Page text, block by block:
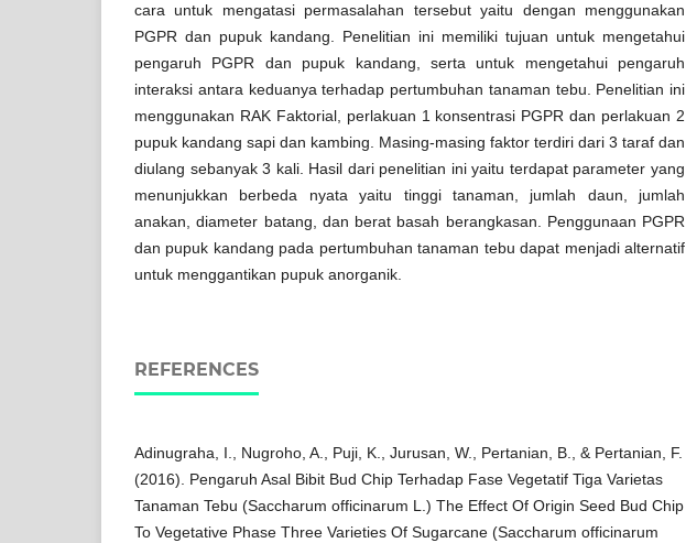
cara untuk mengatasi permasalahan tersebut yaitu dengan menggunakan
PGPR dan pupuk kandang. Penelitian ini memiliki tujuan untuk mengetahui
pengaruh PGPR dan pupuk kandang, serta untuk mengetahui pengaruh
interaksi antara keduanya terhadap pertumbuhan tanaman tebu. Penelitian ini
menggunakan RAK Faktorial, perlakuan 1 konsentrasi PGPR dan perlakuan 2
pupuk kandang sapi dan kambing. Masing-masing faktor terdiri dari 3 taraf dan
diulang sebanyak 3 kali. Hasil dari penelitian ini yaitu terdapat parameter yang
menunjukkan berbeda nyata yaitu tinggi tanaman, jumlah daun, jumlah
anakan, diameter batang, dan berat basah berangkasan. Penggunaan PGPR
dan pupuk kandang pada pertumbuhan tanaman tebu dapat menjadi alternatif
untuk menggantikan pupuk anorganik.
REFERENCES
Adinugraha, I., Nugroho, A., Puji, K., Jurusan, W., Pertanian, B., & Pertanian, F.
(2016). Pengaruh Asal Bibit Bud Chip Terhadap Fase Vegetatif Tiga Varietas
Tanaman Tebu (Saccharum officinarum L.) The Effect Of Origin Seed Bud Chip
To Vegetative Phase Three Varieties Of Sugarcane (Saccharum officinarum